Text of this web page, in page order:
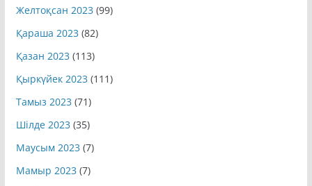
Желтоқсан 2023 (99)
Қараша 2023 (82)
Қазан 2023 (113)
Қыркүйек 2023 (111)
Тамыз 2023 (71)
Шілде 2023 (35)
Маусым 2023 (7)
Мамыр 2023 (7)